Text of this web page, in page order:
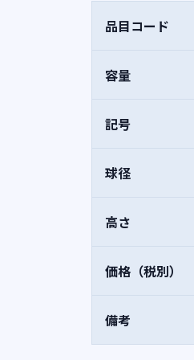
品目コード
容量
記号
球径
高さ
価格（税別）
備考